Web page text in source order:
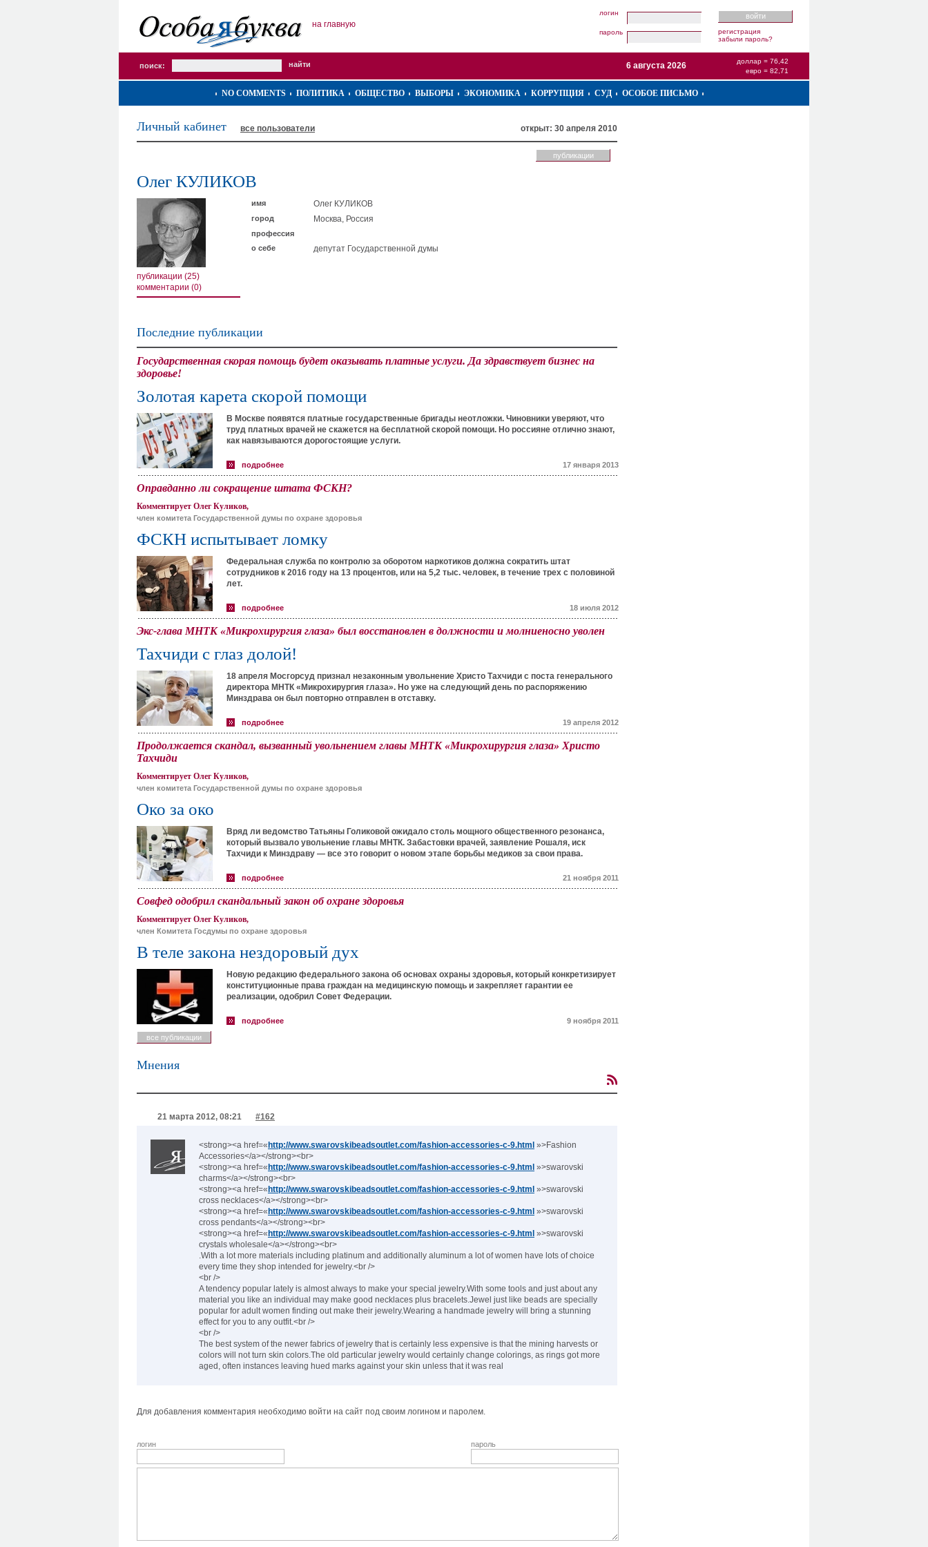
на главную
логин
пароль
регистрация
забыли пароль?
поиск:
доллар = 76,42
евро = 82,71
6 августа 2026
NO COMMENTS ПОЛИТИКА ОБЩЕСТВО ВЫБОРЫ ЭКОНОМИКА КОРРУПЦИЯ СУД ОСОБОЕ ПИСЬМО
открыт: 30 апреля 2010
Личный кабинет все пользователи
публикации
Олег КУЛИКОВ
публикации (25)
комментарии (0)
имя Олег КУЛИКОВ
город Москва, Россия
профессия
о себе
депутат Государственной думы
Последние публикации
Государственная скорая помощь будет оказывать платные услуги. Да здравствует бизнес на
здоровье!
Золотая карета скорой помощи
В Москве появятся платные государственные бригады неотложки. Чиновники уверяют, что
труд платных врачей не скажется на бесплатной скорой помощи. Но россияне отлично знают,
как навязываются дорогостоящие услуги.
подробнее 17 января 2013
Оправданно ли сокращение штата ФСКН?
Комментирует Олег Куликов,
член комитета Государственной думы по охране здоровья
ФСКН испытывает ломку
Федеральная служба по контролю за оборотом наркотиков должна сократить штат
сотрудников к 2016 году на 13 процентов, или на 5,2 тыс. человек, в течение трех с половиной
лет.
подробнее 18 июля 2012
Экс-глава МНТК «Микрохирургия глаза» был восстановлен в должности и молниеносно уволен
Тахчиди с глаз долой!
18 апреля Мосгорсуд признал незаконным увольнение Христо Тахчиди с поста генерального
директора МНТК «Микрохирургия глаза». Но уже на следующий день по распоряжению
Минздрава он был повторно отправлен в отставку.
подробнее 19 апреля 2012
Продолжается скандал, вызванный увольнением главы МНТК «Микрохирургия глаза» Христо
Тахчиди
Комментирует Олег Куликов,
член комитета Государственной думы по охране здоровья
Око за око
Вряд ли ведомство Татьяны Голиковой ожидало столь мощного общественного резонанса,
который вызвало увольнение главы МНТК. Забастовки врачей, заявление Рошаля, иск
Тахчиди к Минздраву — все это говорит о новом этапе борьбы медиков за свои права.
подробнее 21 ноября 2011
Совфед одобрил скандальный закон об охране здоровья
Комментирует Олег Куликов,
член Комитета Госдумы по охране здоровья
В теле закона нездоровый дух
Новую редакцию федерального закона об основах охраны здоровья, который конкретизирует
конституционные права граждан на медицинскую помощь и закрепляет гарантии ее
реализации, одобрил Совет Федерации.
подробнее
9 ноября 2011
все публикации
Мнения
21 марта 2012, 08:21 #162
<strong><a href=« http://www.swarovskibeadsoutlet.com/fashion-accessories-c-9.html »>Fashion
Accessories</a></strong><br>
<strong><a href=« http://www.swarovskibeadsoutlet.com/fashion-accessories-c-9.html »>swarovski
charms</a></strong><br>
<strong><a href=« http://www.swarovskibeadsoutlet.com/fashion-accessories-c-9.html »>swarovski
cross necklaces</a></strong><br>
<strong><a href=« http://www.swarovskibeadsoutlet.com/fashion-accessories-c-9.html »>swarovski
cross pendants</a></strong><br>
<strong><a href=« http://www.swarovskibeadsoutlet.com/fashion-accessories-c-9.html »>swarovski
crystals wholesale</a></strong><br>
.With a lot more materials including platinum and additionally aluminum a lot of women have lots of choice
every time they shop intended for jewelry.<br />
<br />
A tendency popular lately is almost always to make your special jewelry.With some tools and just about any
material you like an individual may make good necklaces plus bracelets.Jewel just like beads are specially
popular for adult women finding out make their jewelry.Wearing a handmade jewelry will bring a stunning
effect for you to any outfit.<br />
<br />
The best system of the newer fabrics of jewelry that is certainly less expensive is that the mining harvests or
colors will not turn skin colors.The old particular jewelry would certainly change colorings, as rings got more
aged, often instances leaving hued marks against your skin unless that it was real
Для добавления комментария необходимо войти на сайт под своим логином и паролем.
логин пароль